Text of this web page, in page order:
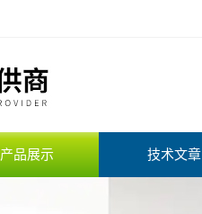
产品展示 技术文章